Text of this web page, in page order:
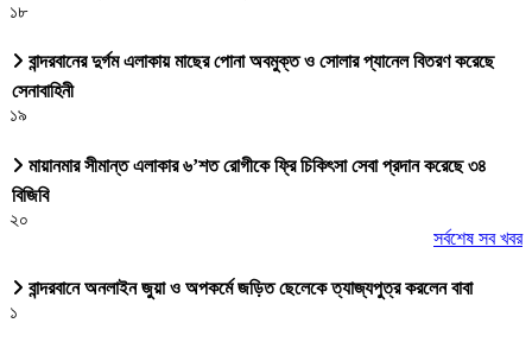
১৮
বান্দরবানের দুর্গম এলাকায় মাছের পোনা অবমুক্ত ও সোলার প্যানেল বিতরণ করেছে
সেনাবাহিনী
১৯
মায়ানমার সীমান্ত এলাকার ৬’শত রোগীকে ফ্রি চিকিৎসা সেবা প্রদান করেছে ৩৪
বিজিবি
২০
সর্বশেষ সব খবর
বান্দরবানে অনলাইন জুয়া ও অপকর্মে জড়িত ছেলেকে ত্যাজ্যপুত্র করলেন বাবা
১